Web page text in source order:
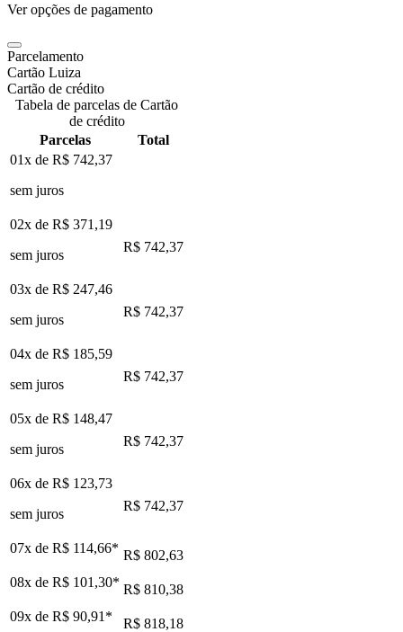
Ver opções de pagamento
Parcelamento
Cartão Luiza
Cartão de crédito
Tabela de parcelas de Cartão
de crédito
Parcelas
Total
01x de R$ 742,37
sem juros
02x de R$ 371,19
sem juros
R$ 742,37
03x de R$ 247,46
sem juros
R$ 742,37
04x de R$ 185,59
sem juros
R$ 742,37
05x de R$ 148,47
sem juros
R$ 742,37
06x de R$ 123,73
sem juros
R$ 742,37
07x de R$ 114,66* R$ 802,63
08x de R$ 101,30* R$ 810,38
09x de R$ 90,91 *
R$ 818,18